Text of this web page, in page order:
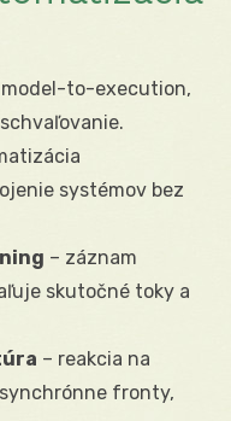
model-to-execution,
systémov bez
– záznam
skutočné toky a
– reakcia na
fronty,